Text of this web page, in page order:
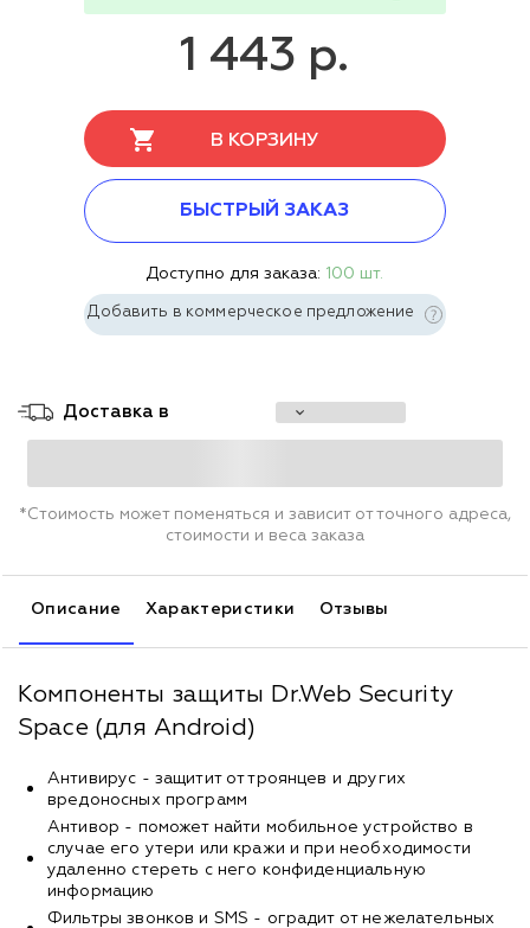
1 443 р.
В КОРЗИНУ
БЫСТРЫЙ ЗАКАЗ
Доступно для заказа: 100 шт.
Добавить в коммерческое предложение
Доставка в
*Стоимость может поменяться и зависит от точного адреса,
стоимости и веса заказа
Описание Характеристики Отзывы
Компоненты защиты Dr.Web Security
Space (для Android)
Антивирус - защитит от троянцев и других
вредоносных программ
Антивор - поможет найти мобильное устройство в
случае его утери или кражи и при необходимости
удаленно стереть с него конфиденциальную
информацию
Фильтры звонков и SMS - оградит от нежелательных